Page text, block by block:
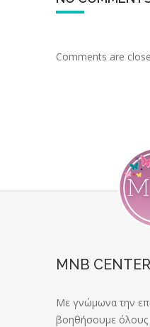
Comments are
MNB CENTER
Με γνώμωνα την
βοηθήσουμε όλους